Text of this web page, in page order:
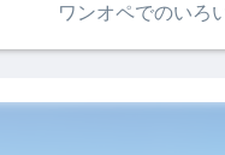
ワンオペでのいろ